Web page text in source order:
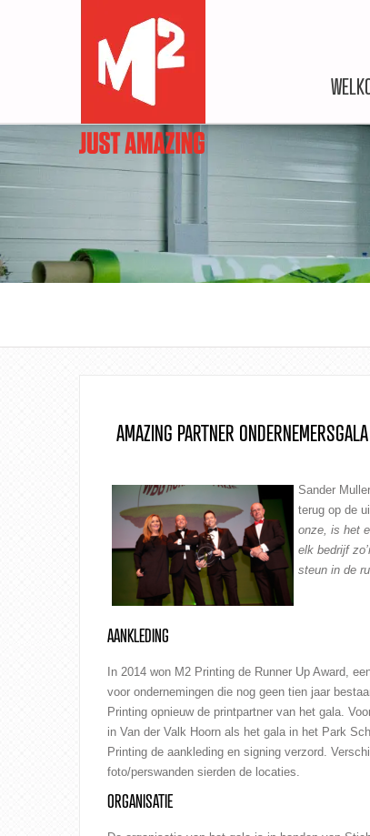
AMAZING PARTNER
Sander Muller
terug op de
onze, is het
elk bedrijf
steun in de
AANKLEDING
In 2014 won M2 Printing de Runner Up Award,
voor ondernemingen die nog geen tien jaar
Printing opnieuw de printpartner van het gala.
in Van der Valk Hoorn als het gala in het Park
Printing de aankleding en signing verzord.
foto/perswanden sierden de locaties.
ORGANISATIE